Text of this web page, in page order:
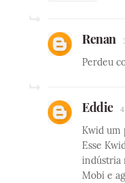
Renan
Perdeu
Eddie
Kwid um
Esse
indústria
Mobi e